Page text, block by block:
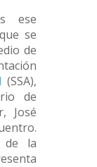
ese
se
de
(SSA),
de
José
de la